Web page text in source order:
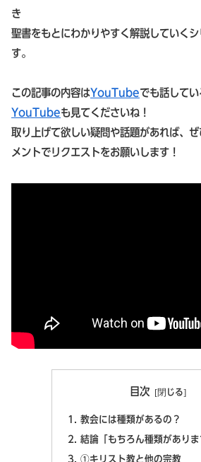
き
聖書をもとにわかりやすく解説していく
す。
この記事の内容はYouTubeでも話して
YouTubeも見てくださいね！
取り上げて欲しい疑問や話題があれば、
メントでリクエストをお願いします！
目次
教会には種類があるの？
結論「もちろん種類がありま
①キリスト教と他の宗教